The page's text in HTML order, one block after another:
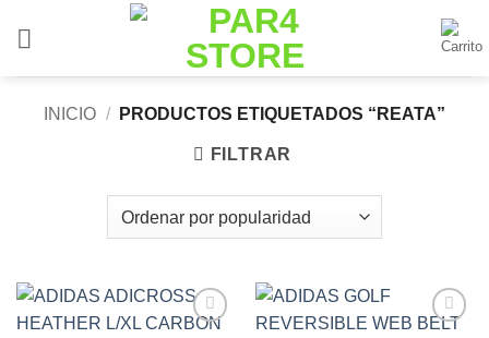
INICIO / PRODUCTOS ETIQUETADOS “REATA”
FILTRAR